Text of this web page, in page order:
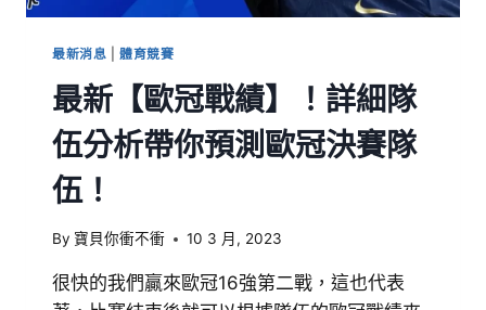
最新消息 |體育競賽
最新【歐冠戰績】！詳細隊
伍分析帶你預測歐冠決賽隊
伍！
By 寶貝你衝不衝 10 3 月, 2023
很快的我們贏來歐冠16強第二戰，這也代表